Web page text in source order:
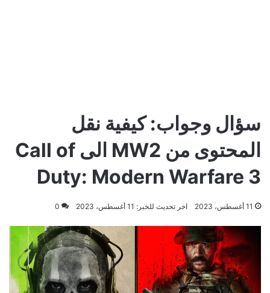
سؤال وجواب: كيفية نقل
المحتوى من MW2 الى Call of
Duty: Modern Warfare 3
11 أغسطس، 2023 اخر تحديث للخبر: 11 أغسطس، 2023 0